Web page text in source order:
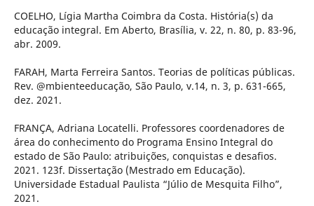
COELHO, Lígia Martha Coimbra da Costa. História(s) da
educação integral. Em Aberto, Brasília, v. 22, n. 80, p. 83-96,
abr. 2009.
FARAH, Marta Ferreira Santos. Teorias de políticas públicas.
Rev. @mbienteeducação, São Paulo, v.14, n. 3, p. 631-665,
dez. 2021.
FRANÇA, Adriana Locatelli. Professores coordenadores de
área do conhecimento do Programa Ensino Integral do
estado de São Paulo: atribuições, conquistas e desafios.
2021. 123f. Dissertação (Mestrado em Educação).
Universidade Estadual Paulista “Júlio de Mesquita Filho”,
2021.